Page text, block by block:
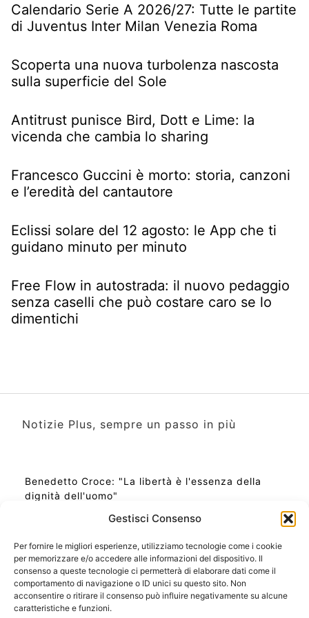
Gestisci Consenso
Per fornire le migliori esperienze, utilizziamo tecnologie come i cookie
per memorizzare e/o accedere alle informazioni del dispositivo. Il
consenso a queste tecnologie ci permetterà di elaborare dati come il
comportamento di navigazione o ID unici su questo sito. Non
acconsentire o ritirare il consenso può influire negativamente su alcune
caratteristiche e funzioni.
Calendario Serie A 2026/27: Tutte le partite
di Juventus Inter Milan Venezia Roma
Scoperta una nuova turbolenza nascosta
sulla superficie del Sole
Antitrust punisce Bird, Dott e Lime: la
vicenda che cambia lo sharing
Francesco Guccini è morto: storia, canzoni
e l’eredità del cantautore
Eclissi solare del 12 agosto: le App che ti
guidano minuto per minuto
Free Flow in autostrada: il nuovo pedaggio
senza caselli che può costare caro se lo
dimentichi
Notizie Plus, sempre un passo in più
Benedetto Croce: "La libertà è l'essenza della
dignità dell'uomo"
Ora Esatta in Italia in questo momento
Ti Senti Strano Ultimamente? Potrebbe Essere per
la Risonanza di Schumann
Come Sapere Se Stai Ascendendo alla Quinta